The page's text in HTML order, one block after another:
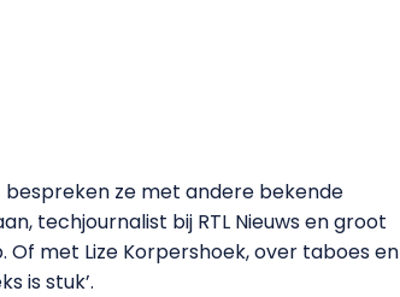
bespreken ze met andere bekende
techjournalist bij RTL Nieuws en groot
met Lize Korpershoek, over taboes en
is stuk’.